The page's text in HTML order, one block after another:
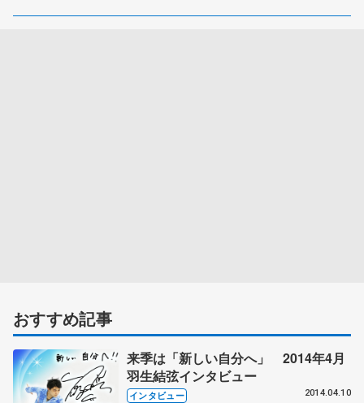
おすすめ記事
来季は「新しい自分へ」 2014年4月
羽生結弦インタビュー
インタビュー 2014.04.10